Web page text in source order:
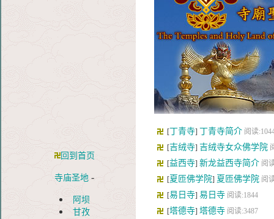
回到首页
寺庙圣地 -
阿坝
甘孜
[丁青寺] 丁青寺简介 阅读
[吉绒寺] 吉绒寺女众佛学院
[益西寺] 新龙益西寺简介 阅
[夏匝佛学院] 夏匝佛学院 阅
[易日寺] 易日寺 阅读:1844
[塔德寺] 塔德寺 阅读:3487